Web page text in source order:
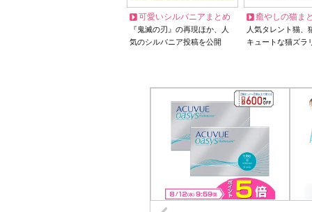
可愛いシルバニアまとめ
『鬼滅の刃』の再現ほか、人
気のシルバニア投稿を公開
癒やしの猫ま
人気タレント猫
キュートな猫ズラ